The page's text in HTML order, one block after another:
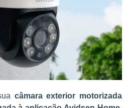
câmara exterior motorizada